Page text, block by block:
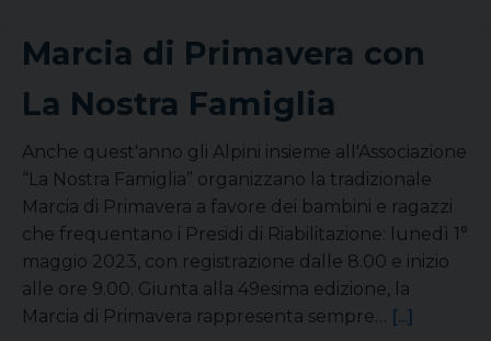
Marcia di Primavera con
La Nostra Famiglia
Anche quest'anno gli Alpini insieme all'Associazione
“La Nostra Famiglia” organizzano la tradizionale
Marcia di Primavera a favore dei bambini e ragazzi
che frequentano i Presidi di Riabilitazione: lunedì 1°
maggio 2023, con registrazione dalle 8.00 e inizio
alle ore 9.00. Giunta alla 49esima edizione, la
Marcia di Primavera rappresenta sempre… [...]